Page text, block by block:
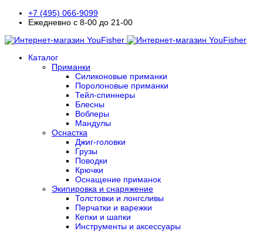
+7 (495) 066-9099
Ежедневно с 8-00 до 21-00
Каталог
Приманки
Силиконовые приманки
Поролоновые приманки
Тейл-спиннеры
Блесны
Воблеры
Мандулы
Оснастка
Джиг-головки
Грузы
Поводки
Крючки
Оснащение приманок
Экипировка и снаряжение
Толстовки и лонгсливы
Перчатки и варежки
Кепки и шапки
Инструменты и аксессуары